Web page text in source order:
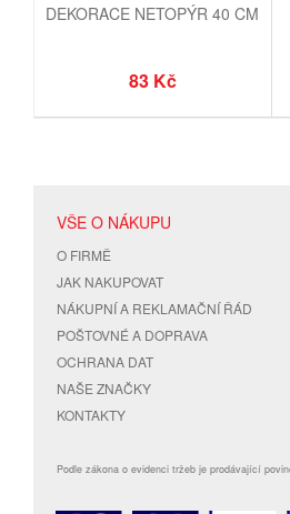
DEKORACE NETOPÝR 40 CM
83 Kč
VŠE O NÁKUPU
O FIRMĚ
JAK NAKUPOVAT
NÁKUPNÍ A REKLAMAČNÍ ŘÁD
POŠTOVNÉ A DOPRAVA
OCHRANA DAT
NAŠE ZNAČKY
KONTAKTY
Podle zákona o evidenci tržeb je prodávající